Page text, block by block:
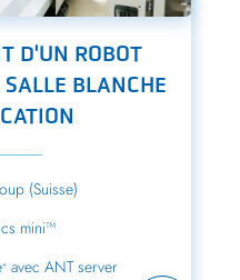
D'UN ROBOT
BLANCHE
(Suisse)
mini™
+ avec ANT server